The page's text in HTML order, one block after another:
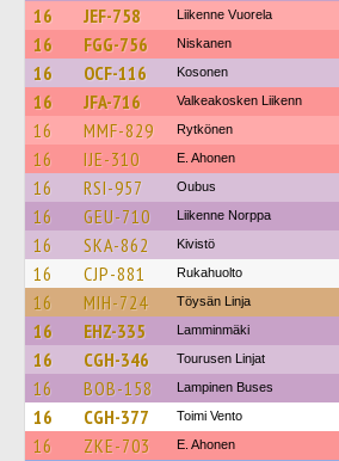
16 JEF-758 Liikenne Vuorela
16 FGG-756 Niskanen
16 OCF-116 Kosonen
16 JFA-716 Valkeakosken Liikenn
16 MMF-829 Rytkönen
16 IJE-310 E. Ahonen
16 RSI-957 Oubus
16 GEU-710 Liikenne Norppa
16 SKA-862 Kivistö
16 CJP-881 Rukahuolto
16 MIH-724 Töysän Linja
16 EHZ-335 Lamminmäki
16 CGH-346 Tourusen Linjat
16 BOB-158 Lampinen Buses
16 CGH-377 Toimi Vento
16 ZKE-703 E. Ahonen